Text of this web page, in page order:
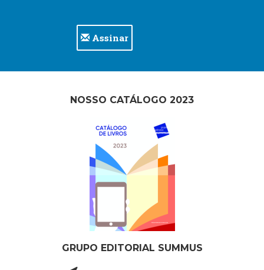
Assinar
NOSSO CATÁLOGO 2023
GRUPO EDITORIAL SUMMUS